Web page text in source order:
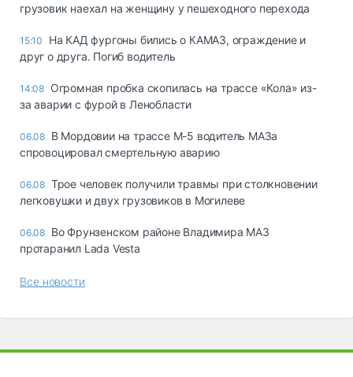
грузовик наехал на женщину у пешеходного перехода
15:10
На КАД фургоны бились о КАМАЗ, ограждение и
друг о друга. Погиб водитель
14:08 Огромная пробка скопилась на трассе «Кола» из-
за аварии с фурой в Ленобласти
06.08 В Мордовии на трассе М-5 водитель МАЗа
спровоцировал смертельную аварию
06.08 Трое человек получили травмы при столкновении
легковушки и двух грузовиков в Могилеве
06.08 Во Фрунзенском районе Владимира МАЗ
протаранил Lada Vesta
Все новости